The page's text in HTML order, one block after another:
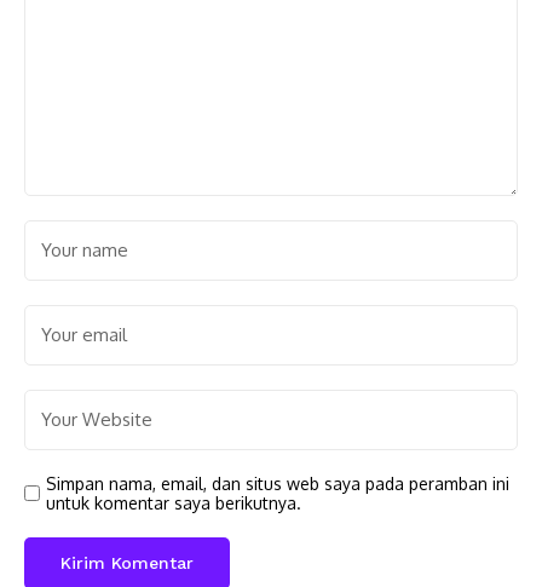
Simpan nama, email, dan situs web saya pada peramban ini
untuk komentar saya berikutnya.